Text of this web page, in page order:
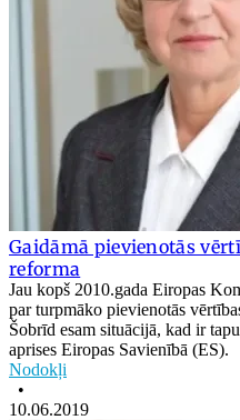
Gaidāmā pievienotās
reforma
Jau kopš 2010.gada Eiropas
par turpmāko pievienotās
Šobrīd esam situācijā, kad ir
aprises Eiropas Savienībā (ES).
Nodokļi
•
10.06.2019